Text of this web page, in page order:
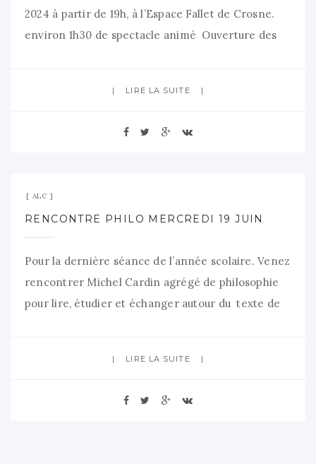
2024 à partir de 19h, à l’Espace Fallet de Crosne.
environ 1h30 de spectacle animé Ouverture des
juin pour les participants, les professeurs vous
LIRE LA SUITE
ALC
RENCONTRE PHILO MERCREDI 19 JUIN
Pour la dernière séance de l’année scolaire. Venez
rencontrer Michel Cardin agrégé de philosophie
pour lire, étudier et échanger autour du texte de
LIRE LA SUITE